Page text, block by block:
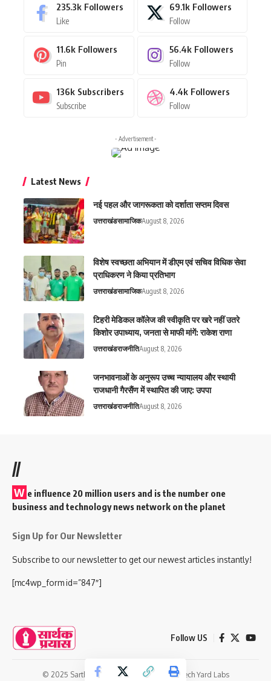
235.3k Followers
Like
69.1k Followers
Follow
11.6k Followers
Pin
56.4k Followers
Follow
136k Subscribers
Subscribe
4.4k Followers
Follow
- Advertisement -
Latest News
नई पहल और जागरूकता को दर्शाता सप्तम दिवस
उत्तराखंडसामाजिकAugust 8, 2026
विशेष स्वच्छता अभियान में डीएम एवं सचिव विधिक सेवा
प्राधिकरण ने किया प्रतिभाग
उत्तराखंडसामाजिकAugust 8, 2026
टिहरी मेडिकल कॉलेज की स्वीकृति पर खरे नहीं उतरे
किशोर उपाध्याय, जनता से माफी मांगें: राकेश राणा
उत्तराखंडराजनीतिAugust 8, 2026
जनभावनाओं के अनुरूप उच्च न्यायालय और स्थायी
राजधानी गैरसैंण में स्थापित की जाए: उपपा
उत्तराखंडराजनीतिAugust 8, 2026
//
W e influence 20 million users and is the number one
business and technology news network on the planet
Sign Up for Our Newsletter
Subscribe to our newsletter to get our newest articles instantly!
[mc4wp_form id=”847″]
Follow US
© 2025 Sarthak Prayash. | Developed By:Tech Yard Labs